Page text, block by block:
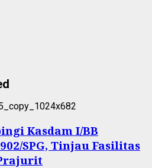
Kasdam I/BB
SPG, Tinjau Fasilitas